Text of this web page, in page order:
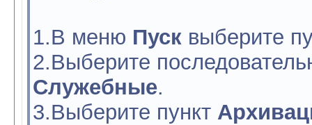
1.В меню Пуск выберите
2.Выберите
Служебные.
3.Выберите пункт